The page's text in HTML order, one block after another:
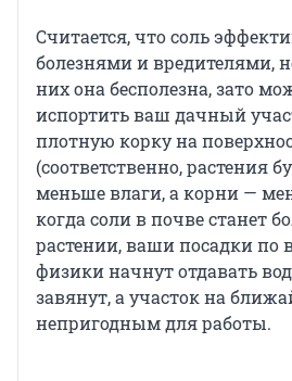
Считается, что соль
болезнями и вредителями,
них она бесполезна, зато
испортить ваш дачный
плотную корку на
(соответственно, растения
меньше влаги, а корни —
когда соли в почве станет
растении, ваши посадки по
физики начнут отдавать
завянут, а участок на
непригодным для работы.